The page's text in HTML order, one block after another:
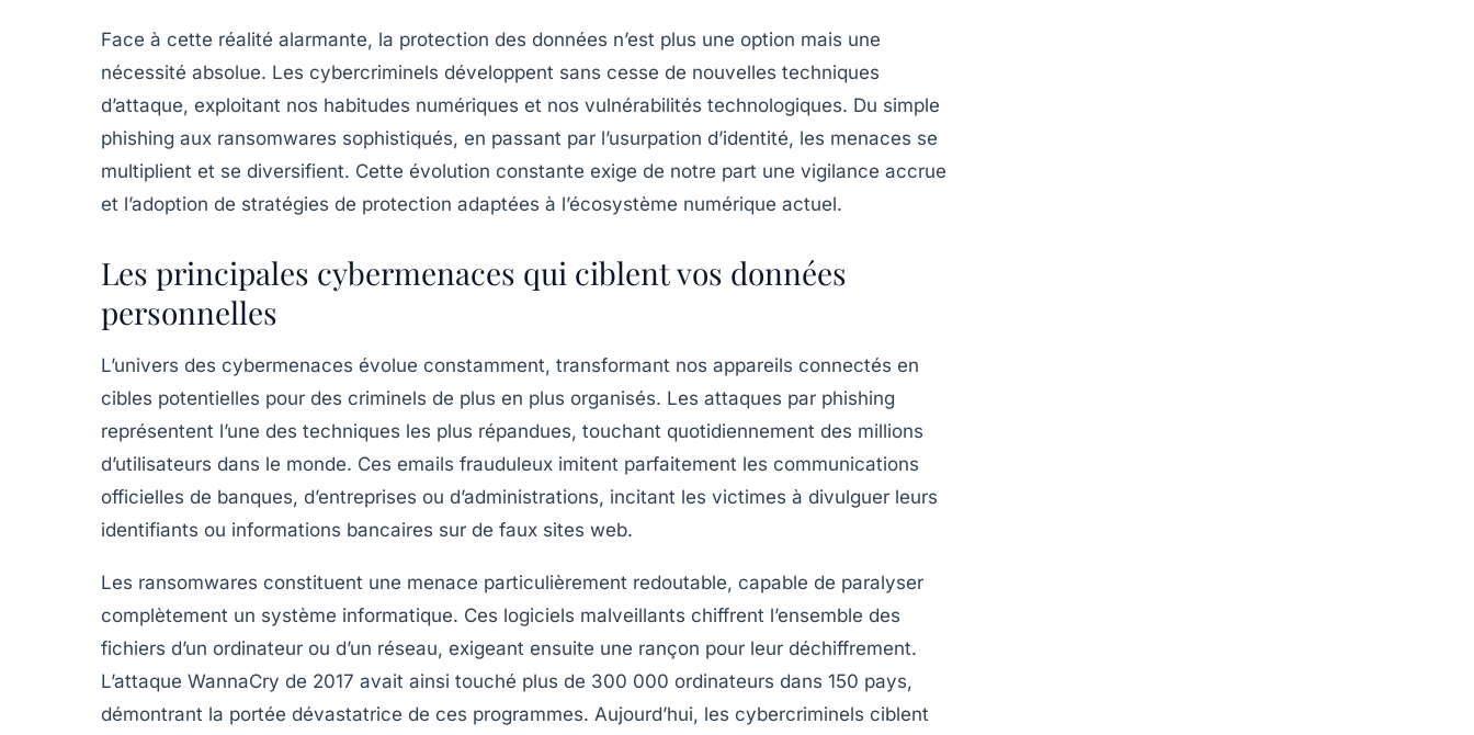
Face à cette réalité alarmante, la protection des données n’est plus une option mais une
nécessité absolue. Les cybercriminels développent sans cesse de nouvelles techniques
d’attaque, exploitant nos habitudes numériques et nos vulnérabilités technologiques. Du simple
phishing aux ransomwares sophistiqués, en passant par l’usurpation d’identité, les menaces se
multiplient et se diversifient. Cette évolution constante exige de notre part une vigilance accrue
et l’adoption de stratégies de protection adaptées à l’écosystème numérique actuel.
Les principales cybermenaces qui ciblent vos données
personnelles
L’univers des cybermenaces évolue constamment, transformant nos appareils connectés en
cibles potentielles pour des criminels de plus en plus organisés. Les attaques par phishing
représentent l’une des techniques les plus répandues, touchant quotidiennement des millions
d’utilisateurs dans le monde. Ces emails frauduleux imitent parfaitement les communications
officielles de banques, d’entreprises ou d’administrations, incitant les victimes à divulguer leurs
identifiants ou informations bancaires sur de faux sites web.
Les ransomwares constituent une menace particulièrement redoutable, capable de paralyser
complètement un système informatique. Ces logiciels malveillants chiffrent l’ensemble des
fichiers d’un ordinateur ou d’un réseau, exigeant ensuite une rançon pour leur déchiffrement.
L’attaque WannaCry de 2017 avait ainsi touché plus de 300 000 ordinateurs dans 150 pays,
démontrant la portée dévastatrice de ces programmes. Aujourd’hui, les cybercriminels ciblent